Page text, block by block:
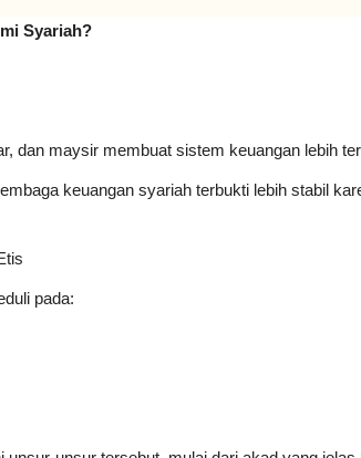
Syariah?
dan maysir membuat sistem keuangan lebih
keuangan syariah terbukti lebih stabil
pada: